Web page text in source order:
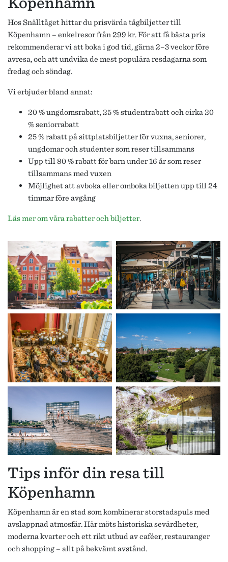
Hos Snälltåget hittar du prisvärda tågbiljetter till
Köpenhamn – enkelresor från 299 kr. För att få bästa pris
rekommenderar vi att boka i god tid, gärna 2–3 veckor före
avresa, och att undvika de mest populära resdagarna som
fredag och söndag.
Vi erbjuder bland annat:
20 % ungdomsrabatt, 25 % studentrabatt och cirka 20
% seniorrabatt
25 % rabatt på sittplatsbiljetter för vuxna, seniorer,
ungdomar och studenter som reser tillsammans
Upp till 80 % rabatt för barn under 16 år som reser
tillsammans med vuxen
Möjlighet att avboka eller omboka biljetten upp till 24
timmar före avgång
Läs mer om våra rabatter och biljetter.
Tips inför din resa till
Köpenhamn
Köpenhamn är en stad som kombinerar storstadspuls med
avslappnad atmosfär. Här möts historiska sevärdheter,
moderna kvarter och ett rikt utbud av caféer, restauranger
och shopping – allt på bekvämt avstånd.